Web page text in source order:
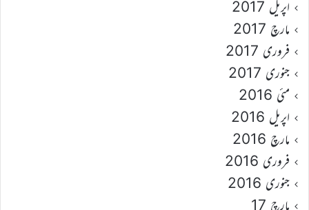
اپریل 2017
مارچ 2017
فروری 2017
جنوری 2017
مئی 2016
اپریل 2016
مارچ 2016
فروری 2016
جنوری 2016
مارچ 17